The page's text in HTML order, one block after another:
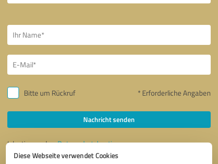
Diese Webseite verwendet Cookies
Bitte um Rückruf * Erforderliche Angaben
Nachricht senden
Ich stimme denDatenschutzbestimmungenzu.